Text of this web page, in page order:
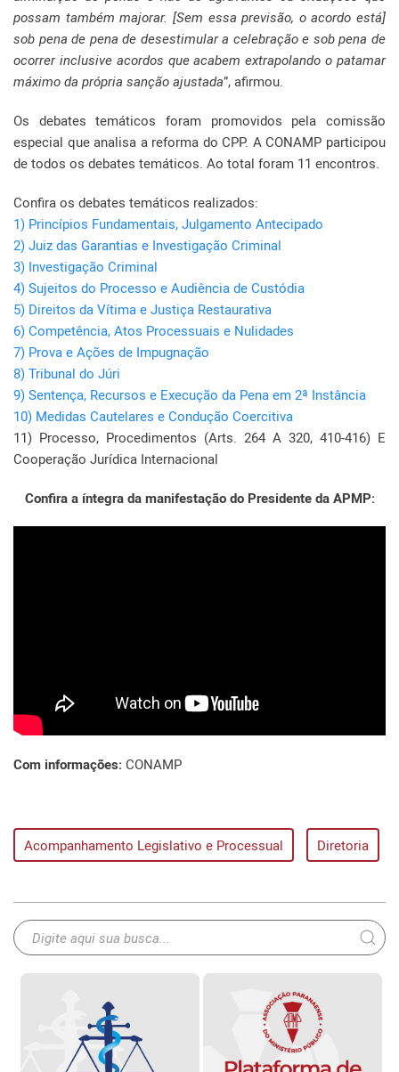
possam também majorar. [Sem essa previsão, o acordo está]
sob pena de pena de desestimular a celebração e sob pena de
ocorrer inclusive acordos que acabem extrapolando o patamar
máximo da própria sanção ajustada”, afirmou.
Os debates temáticos foram promovidos pela comissão
especial que analisa a reforma do CPP. A CONAMP participou
de todos os debates temáticos. Ao total foram 11 encontros.
Confira os debates temáticos realizados:
1) Princípios Fundamentais, Julgamento Antecipado
2) Juiz das Garantias e Investigação Criminal
3) Investigação Criminal
4) Sujeitos do Processo e Audiência de Custódia
5) Direitos da Vítima e Justiça Restaurativa
6) Competência, Atos Processuais e Nulidades
7) Prova e Ações de Impugnação
8) Tribunal do Júri
9) Sentença, Recursos e Execução da Pena em 2ª Instância
10) Medidas Cautelares e Condução Coercitiva
11) Processo, Procedimentos (Arts. 264 A 320, 410-416) E
Cooperação Jurídica Internacional
Confira a íntegra da manifestação do Presidente da APMP:
Com informações: CONAMP
Acompanhamento Legislativo e Processual Diretoria